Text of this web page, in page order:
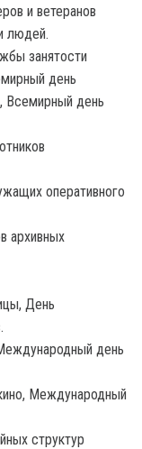
и ветеранов
людей.
занятости
день
Всемирный день
оперативного
архивных
День
день
Международный
структур